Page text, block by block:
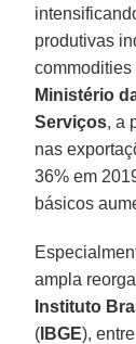
produtivas
Ministério
Serviços, a
nas
36% em
básicos
ampla
Instituto
( IBGE),